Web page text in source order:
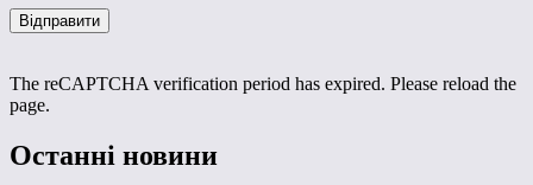
The reCAPTCHA verification period has expired. Please reload the
page.
Останні новини